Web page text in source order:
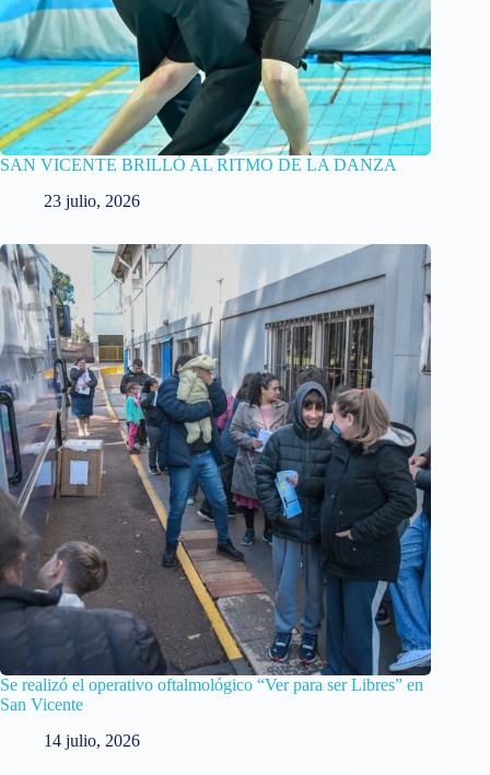
SAN VICENTE BRILLÓ AL RITMO DE LA DANZA
23 julio, 2026
Se realizó el operativo oftalmológico “Ver para ser Libres” en
San Vicente
14 julio, 2026